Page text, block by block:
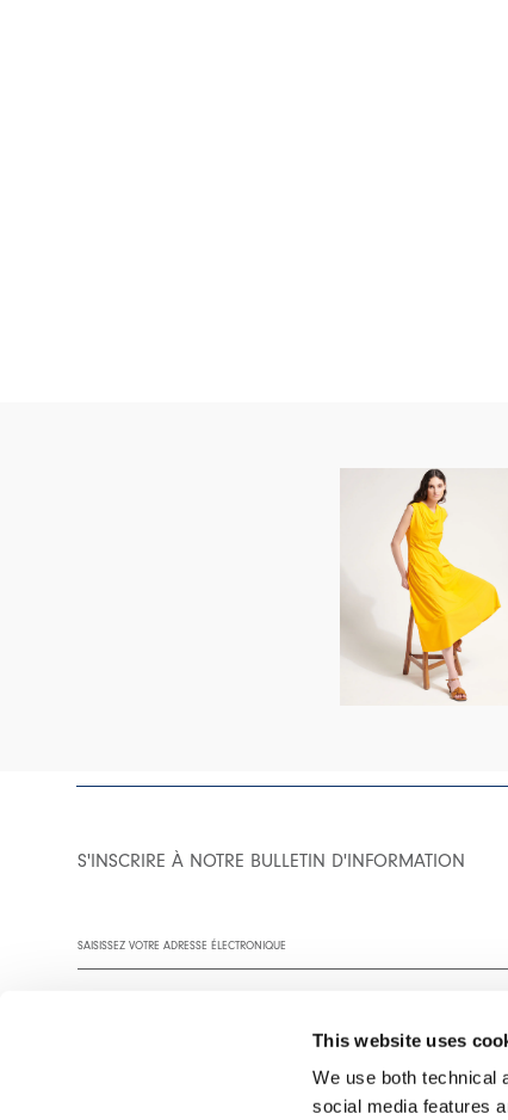
This website uses
We use both technical
social media features
S'INSCRIRE À NOTRE BULLETIN D'INFORMATION
Vous êtes invité à lire notre politique de confidentialité